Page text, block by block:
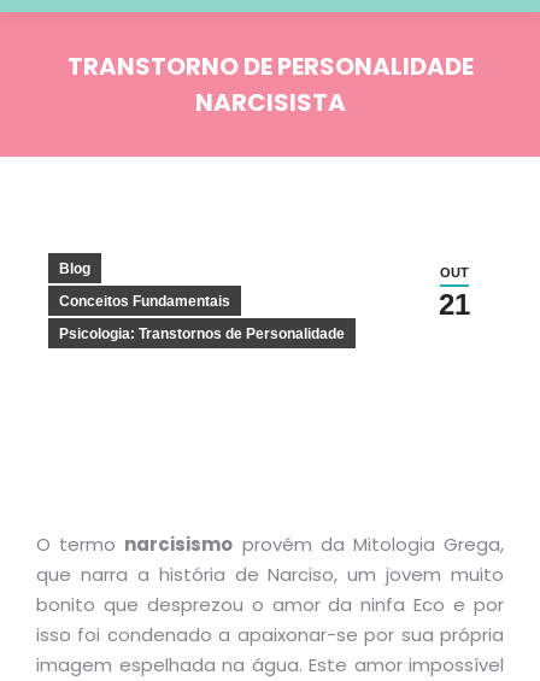
TRANSTORNO DE PERSONALIDADE
NARCISISTA
OUT
21
Blog
Conceitos Fundamentais
Psicologia: Transtornos de Personalidade
O termo narcisismo provém da Mitologia Grega,
que narra a história de Narciso, um jovem muito
bonito que desprezou o amor da ninfa Eco e por
isso foi condenado a apaixonar-se por sua própria
imagem espelhada na água. Este amor impossível